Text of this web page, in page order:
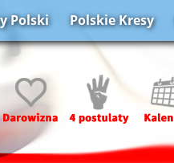
Polski Polskie Kresy